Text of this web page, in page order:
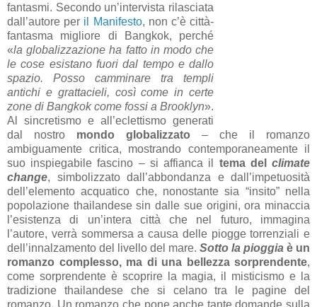
fantasmi. Secondo un’intervista rilasciata
dall’autore per il Manifesto, non c’è città-
fantasma migliore di Bangkok, perché
«la globalizzazione ha fatto in modo che
le cose esistano fuori dal tempo e dallo
spazio. Posso camminare tra templi
antichi e grattacieli, così come in certe
zone di Bangkok come fossi a Brooklyn».
Al sincretismo e all’eclettismo generati
dal nostro mondo globalizzato – che il romanzo
ambiguamente critica, mostrando contemporaneamente il
suo inspiegabile fascino – si affianca il tema delclimate
change, simbolizzato dall’abbondanza e dall’impetuosità
dell’elemento acquatico che, nonostante sia “insito” nella
popolazione thailandese sin dalle sue origini, ora minaccia
l’esistenza di un’intera città che nel futuro, immagina
l’autore, verrà sommersa a causa delle piogge torrenziali e
dell’innalzamento del livello del mare. Sotto la pioggia è un
romanzo complesso, ma di una bellezza sorprendente,
come sorprendente è scoprire la magia, il misticismo e la
tradizione thailandese che si celano tra le pagine del
romanzo. Un romanzo che pone anche tante domande sulla